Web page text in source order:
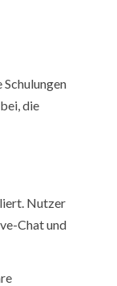
die
Nutzer
Chat und